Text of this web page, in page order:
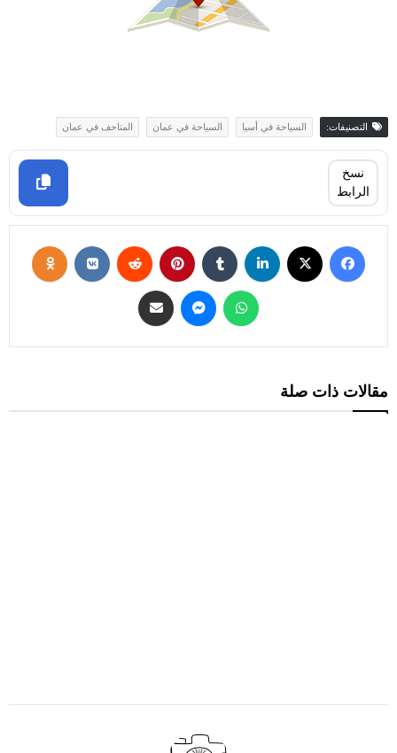
التصنيفات: السياحة في أسيا السياحة في عمان المتاحف في عمان
نسخ
الرابط
مقالات ذات صلة